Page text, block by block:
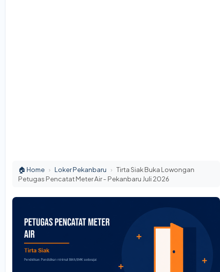
🏠 Home › Loker Pekanbaru › Tirta Siak Buka Lowongan
Petugas Pencatat Meter Air - Pekanbaru Juli 2026